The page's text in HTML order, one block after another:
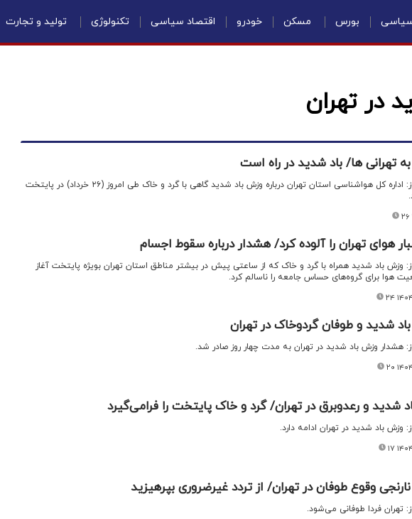
بورس مسکن خودرو اقتصاد سیاسی تکنولوژی تولید و تجارت
در تهران
تهرانی ها/ باد شدید در راه است
اقتصادنیوز: اداره کل هواشناسی استان تهران درباره وزش باد شدید گاهی با گرد و خاک طی امروز (۲۶ خرداد) در پایتخت
هوای تهران را آلوده کرد/ هشدار درباره سقوط اجسام
وزش باد شدید همراه با گرد و خاک که از ساعتی پیش در بیشتر مناطق استان تهران بویژه پایتخت آغاز
هوا برای گروه‌های حساس جامعه را ناسالم کرد.
شدید و طوفان گردوخاک در تهران
هشدار وزش باد شدید در تهران به مدت چهار روز صادر شد.
شدید و رعدوبرق در تهران/ گرد و خاک پایتخت را فرامی‌گیرد
وزش باد شدید در تهران ادامه دارد.
وقوع طوفان در تهران/ از تردد غیرضروری بپرهیزید
تهران فردا طوفانی می‌شود.